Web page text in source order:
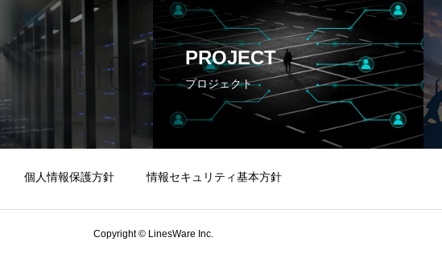
PROJECT
プロジェクト
個人情報保護方針 情報セキュリティ基本方針
Copyright © LinesWare Inc.